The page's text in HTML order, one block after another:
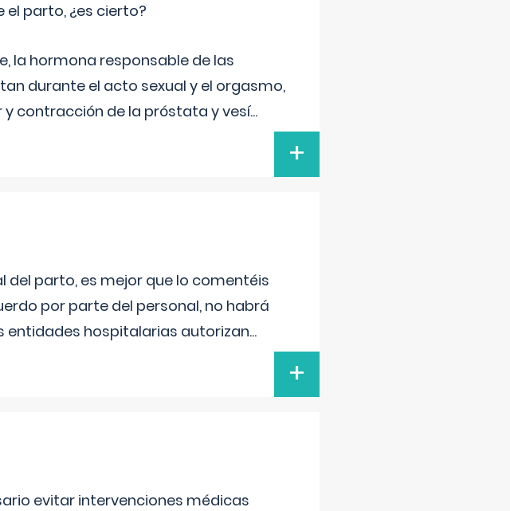
el parto, ¿es cierto?
la hormona responsable de las
durante el acto sexual y el orgasmo,
contracción de la próstata y vesí...
+
parto, es mejor que lo comentéis
por parte del personal, no habrá
entidades hospitalarias autorizan...
+
evitar intervenciones médicas